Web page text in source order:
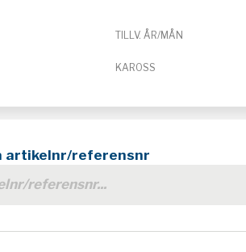
TILLV. ÅR/MÅN
KAROSS
artikelnr/referensnr